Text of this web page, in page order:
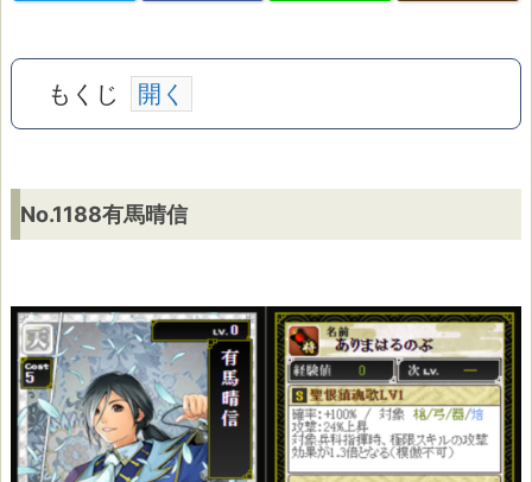
もくじ
N
o.
1
8
8
有
No.1188有馬晴信